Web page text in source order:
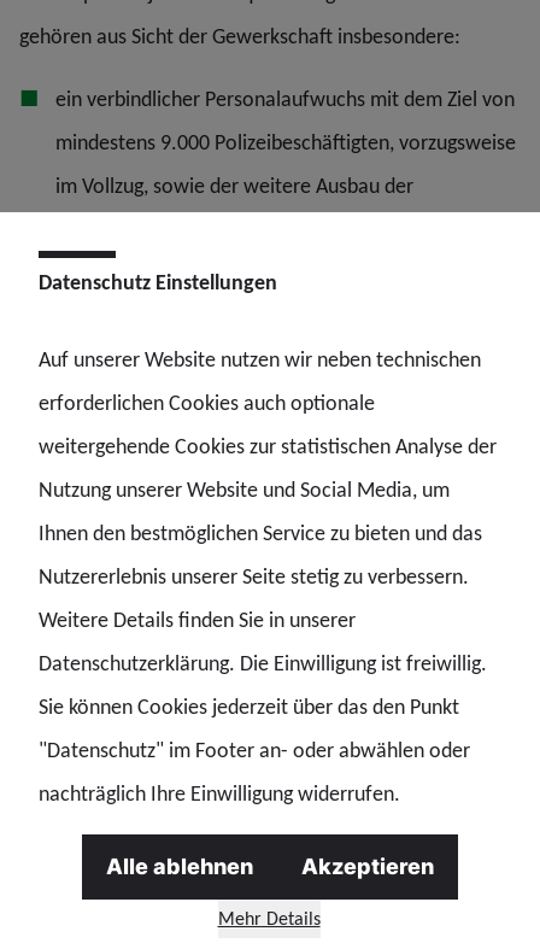
gehören aus Sicht der Gewerkschaft insbesondere:
ein verbindlicher Personalaufwuchs mit dem Ziel von
mindestens 9.000 Polizeibeschäftigten, vorzugsweise
im Vollzug, sowie der weitere Ausbau der
eine verfassungskonforme Besoldung ohne
Arbeitszeitverlängerungen,
eine moderne Polizei mit leistungsfähiger IT, digitalen
Ermittlungswerkzeugen, neuer Einsatztechnik sowie
der konsequenten Beschaffung notwendiger
Einsatzmittel zu Land, zu Wasser und zu Luft,
eine zügige Modernisierung des Polizeigesetzes mit
praxistauglichen Befugnissen für die Strafverfolgung
und Gefahrenabwehr im digitalen Raum,
Investitionen in Aus- und Fortbildung sowie in ein
modernes Trainings- und Gesundheitsmanagement,
damit Polizeibeschäftigte ihren Beruf langfristig
leistungsfähig und gesund ausüben können.
Cyberkriminalität und einer leistungsfähigen
Datenschutz Einstellungen
Auf unserer Website nutzen wir neben technischen
erforderlichen Cookies auch optionale
weitergehende Cookies zur statistischen Analyse der
Nutzung unserer Website und Social Media, um
Ihnen den bestmöglichen Service zu bieten und das
Nutzererlebnis unserer Seite stetig zu verbessern.
Weitere Details finden Sie in unserer
Datenschutzerklärung. Die Einwilligung ist freiwillig.
Sie können Cookies jederzeit über das den Punkt
"Datenschutz" im Footer an- oder abwählen oder
nachträglich Ihre Einwilligung widerrufen.
Mehr Details
Alle ablehnen Akzeptieren